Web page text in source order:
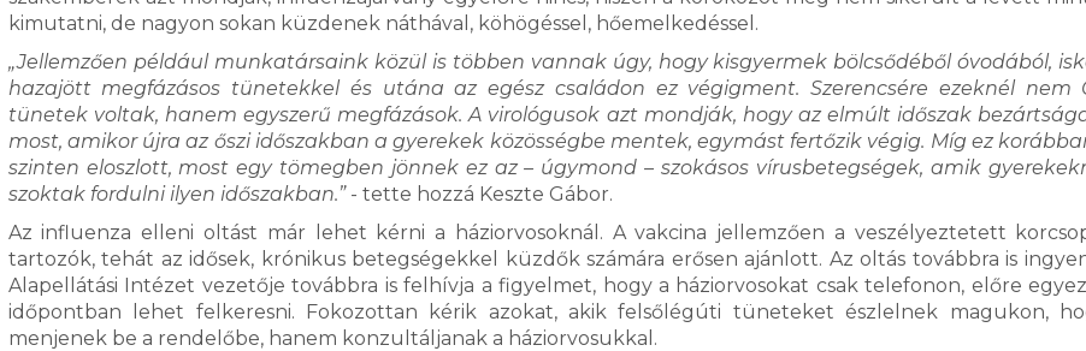
kimutatni, de nagyon sokan küzdenek náthával, köhögéssel, hőemelkedéssel.
„Jellemzően például munkatársaink közül is többen vannak úgy, hogy kisgyermek bölcsődéből óvodából,
hazajött megfázásos tünetekkel és utána az egész családon ez végigment. Szerencsére ezeknél nem
tünetek voltak, hanem egyszerű megfázások. A virológusok azt mondják, hogy az elmúlt időszak
most, amikor újra az őszi időszakban a gyerekek közösségbe mentek, egymást fertőzik végig. Míg ez
szinten eloszlott, most egy tömegben jönnek ez az – úgymond – szokásos vírusbetegségek, amik
szoktak fordulni ilyen időszakban.”- tette hozzá Keszte Gábor.
Az influenza elleni oltást már lehet kérni a háziorvosoknál. A vakcina jellemzően a veszélyeztetett
tartozók, tehát az idősek, krónikus betegségekkel küzdők számára erősen ajánlott. Az oltás továbbra is
Alapellátási Intézet vezetője továbbra is felhívja a figyelmet, hogy a háziorvosokat csak telefonon, előre
időpontban lehet felkeresni. Fokozottan kérik azokat, akik felsőlégúti tüneteket észlelnek magukon,
menjenek be a rendelőbe, hanem konzultáljanak a háziorvosukkal.